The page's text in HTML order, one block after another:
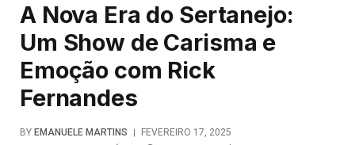
A Nova Era do Sertanejo:
Um Show de Carisma e
Emoção com Rick
Fernandes
BY EMANUELE MARTINS
FEVEREIRO 17, 2025